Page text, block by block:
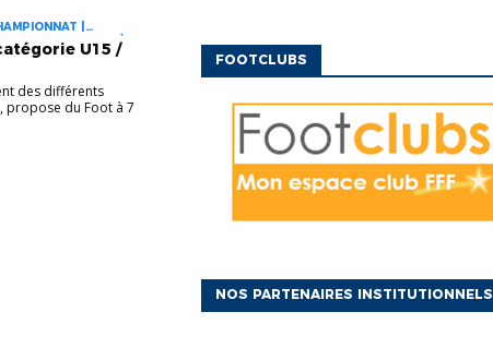
|
DES JEUNES À 11
U15 /
des différents
propose du Foot à 7
FOOTCLUBS
NOS PARTENAIRES INSTITUTIONNELS